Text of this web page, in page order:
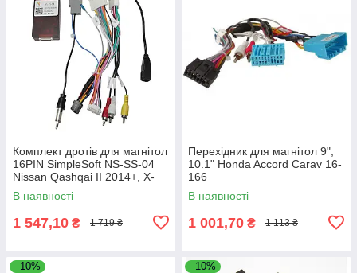
Комплект дротів для магнітол
16PIN SimpleSoft NS-SS-04
Nissan Qashqai II 2014+, X-
Trail 2015+ (T32)
В наявності
1 547,10 ₴ 1 719 ₴
Перехідник для магнітол 9",
10.1" Honda Accord Carav 16-
166
В наявності
1 001,70 ₴ 1 113 ₴
–10% –10%